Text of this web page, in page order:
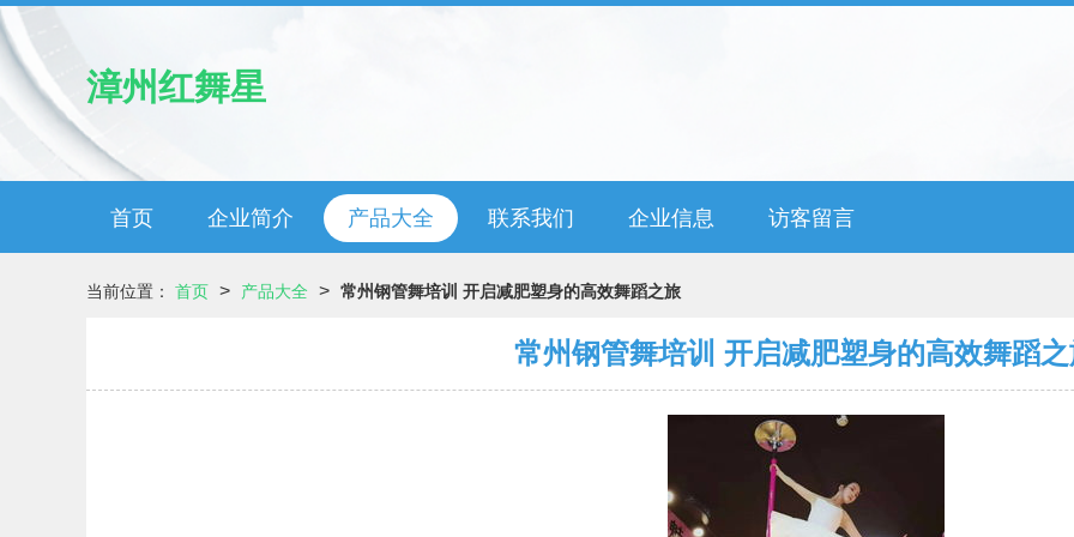
漳州红舞星
首页 企业简介 产品大全 联系我们 企业信息 访客留言
当前位置： 首页 > 产品大全 > 常州钢管舞培训 开启减肥塑身的高效舞蹈之旅
常州钢管舞培训 开启减肥塑身的高效舞蹈